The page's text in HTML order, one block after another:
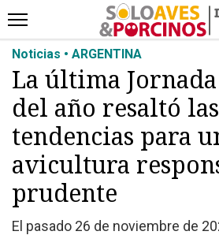
INICIO
NOTICIAS RECIENTES
NOTICIAS
ARTÍCULOS
PRODUCCIÓN
PROCESO
PRODUCTO
NUEVOS PRODUCTOS
Noticias • ARGENTINA
La última
del año resaltó las
tendencias para
avicultura
prudente
El pasado 26 de noviembre de